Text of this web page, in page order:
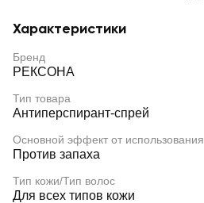
Характеристики
Бренд
РЕКСОНА
Тип товара
Антиперспирант-спрей
Основной эффект от использования
Против запаха
Тип кожи/Тип волос
Для всех типов кожи